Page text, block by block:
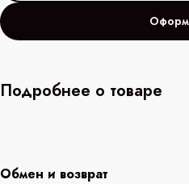
Подробнее о товаре
Обмен и возврат